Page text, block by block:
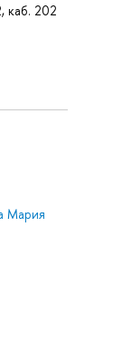
каб. 202
Мария